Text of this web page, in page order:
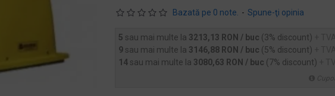
Bazată pe 0 note. - Spune-ţi opinia
5 sau mai multe la 3213,13 RON / buc (3% discount)
9 sau mai multe la 3146,88 RON / buc (5% discount)
14 sau mai multe la 3080,63 RON / buc (7% discount)